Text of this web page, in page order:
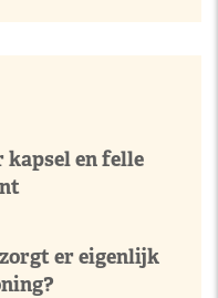
en felle
er eigenlijk